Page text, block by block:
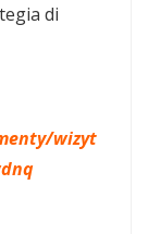
di
wizyt